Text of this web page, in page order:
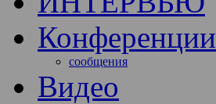
Конференции
сообщения
Видео